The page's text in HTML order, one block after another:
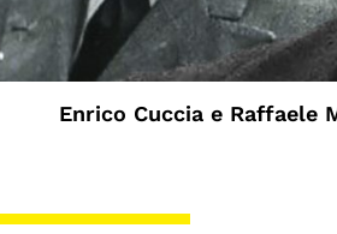
Enrico Cuccia e Raffaele